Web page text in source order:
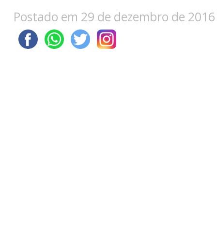
Postado em 29 de dezembro de 2016